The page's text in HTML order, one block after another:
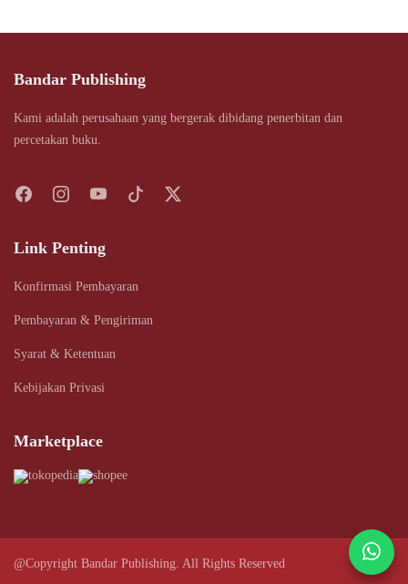
Bandar Publishing
Kami adalah perusahaan yang bergerak dibidang penerbitan dan
percetakan buku.
Link Penting
Konfirmasi Pembayaran
Pembayaran & Pengiriman
Syarat & Ketentuan
Kebijakan Privasi
Marketplace
@Copyright Bandar Publishing. All Rights Reserved